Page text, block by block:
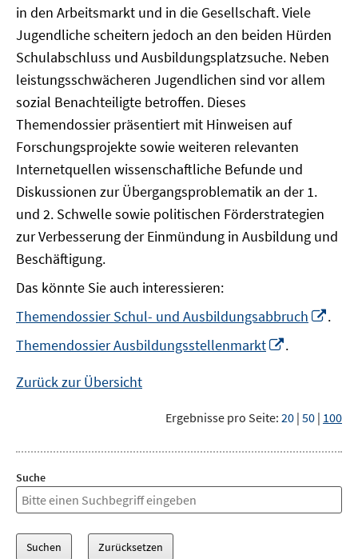
in den Arbeitsmarkt und in die Gesellschaft. Viele
Jugendliche scheitern jedoch an den beiden Hürden
Schulabschluss und Ausbildungsplatzsuche. Neben
leistungsschwächeren Jugendlichen sind vor allem
sozial Benachteiligte betroffen. Dieses
Themendossier präsentiert mit Hinweisen auf
Forschungsprojekte sowie weiteren relevanten
Internetquellen wissenschaftliche Befunde und
Diskussionen zur Übergangsproblematik an der 1.
und 2. Schwelle sowie politischen Förderstrategien
zur Verbesserung der Einmündung in Ausbildung und
Beschäftigung.
Das könnte Sie auch interessieren:
Themendossier Schul- und Ausbildungsabbruch
.
Themendossier Ausbildungsstellenmarkt
.
Zurück zur Übersicht
Ergebnisse pro Seite: 20 | 50 | 100
Suche